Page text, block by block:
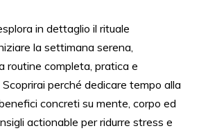
in dettaglio il rituale
la settimana serena,
routine completa, pratica e
perché dedicare tempo alla
concreti su mente, corpo ed
actionable per ridurre stress e